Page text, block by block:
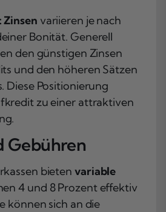
variieren je nach
Bonität. Generell
den günstigen Zinsen
und den höheren Sätzen
Diese Positionierung
zu einer attraktiven
Gebühren
bieten variable
4 und 8 Prozent effektiv
können sich an die